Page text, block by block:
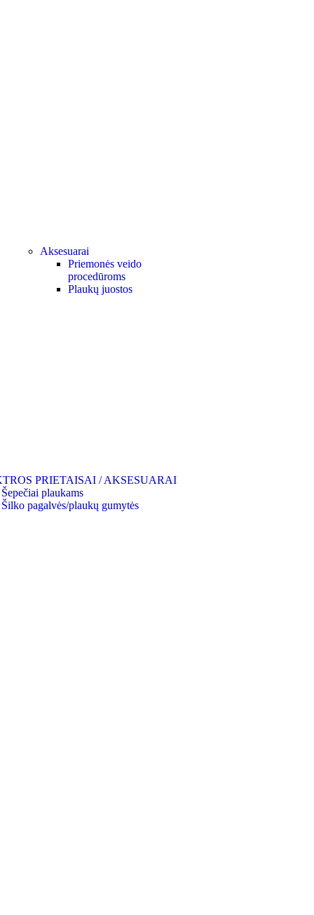
Aksesuarai
Priemonės veido
procedūroms
Plaukų juostos
PRIETAISAI / AKSESUARAI
Šepečiai plaukams
Šilko pagalvės/plaukų gumytės